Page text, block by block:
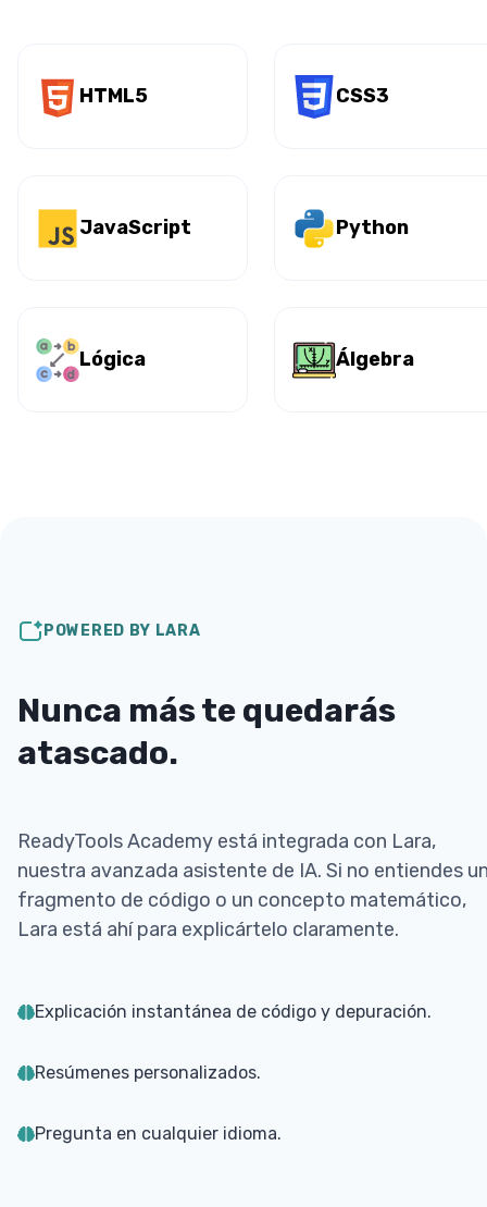
HTML5 CSS3
JavaScript Python
Lógica Álgebra
POWERED BY LARA
Nunca más te quedarás
atascado.
ReadyTools Academy está integrada con Lara,
nuestra avanzada asistente de IA. Si no entiendes
fragmento de código o un concepto matemático,
Lara está ahí para explicártelo claramente.
Explicación instantánea de código y depuración.
Resúmenes personalizados.
Pregunta en cualquier idioma.